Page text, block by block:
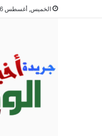
الخميس, أغسطس 6 2026